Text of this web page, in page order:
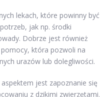
lekach, które powinny być
jak np. środki
Dobrze jest również
która pozwoli na
urazów lub dolegliwości.
jest zapoznanie się
z dzikimi zwierzętami.